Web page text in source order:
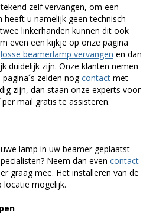
zelf vervangen, om een
heeft u namelijk geen technisch
linkerhanden kunnen dit ook
even een kijkje op onze pagina
losse beamerlamp vervangen en dan
duidelijk zijn. Onze klanten nemen
zelden nogcontact met
zijn, dan staan onze experts voor
mail gratis te assisteren.
lamp in uw beamer geplaatst
Neem dan even contact
graag mee. Het installeren van de
locatie mogelijk.